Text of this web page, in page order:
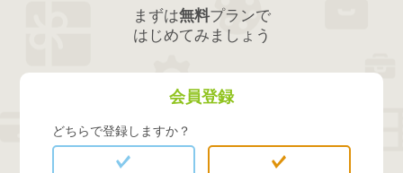
まずは無料プランで
はじめてみましょう
会員登録
どちらで登録しますか？